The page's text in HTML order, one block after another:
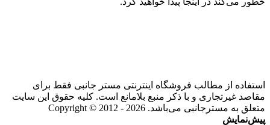
استفاده از مطالب فروشگاه اینترنتی مستر جانبی فقط برای
مقاصد غیرتجاری و با ذکر منبع بلامانع است. کلیه حقوق این سایت
متعلق به مسترجانبی می‌باشد. Copyright © 2012 - 2026
پیش‌نمایش